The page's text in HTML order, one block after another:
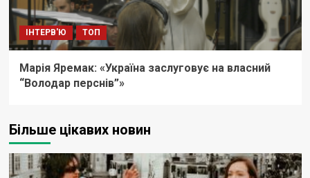
ІНТЕРВ'Ю ТОП
Марія Яремак: «Україна заслуговує на власний
“Володар перснів”»
Більше цікавих новин